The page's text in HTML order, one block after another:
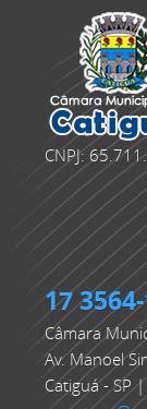
CNPJ:
17
Câmara
Av. Manoel
Catiguá - SP